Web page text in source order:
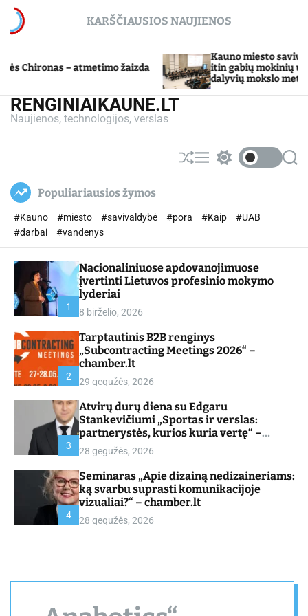
c
n
KARŠČIAUSIOS NAUJIENOS
žaizda
Kauno miesto savivaldybė
itin gabių mokinių ugdymo
dalyvių mokslo metų baigimo šventė
RENGINIAIKAUNE.LT
Naujienos, technologijos, verslas
S
h
e
M
e w
h
o
r
S
e
Populiariausios žymos
#Kauno #miesto #savivaldybė #pora #Kaip
#UAB
#darbai
#vandenys
1
Nacionaliniuose apdovanojimuose
įvertinti Lietuvos profesinio mokymo
lyderiai
8 birželio, 2026
2
Tarptautinis B2B renginys
„Subcontracting Meetings 2026“ –
chamber.lt
29 gegužės, 2026
3
Atvirų durų diena su Edgaru
Stankevičiumi „Sportas ir verslas:
partnerystės, kurios kuria vertę“ –
chamber.lt
28 gegužės, 2026
4
Seminaras „Apie dizainą nedizaineriams:
ką svarbu suprasti komunikacijoje
vizualiai?“ – chamber.lt
28 gegužės, 2026